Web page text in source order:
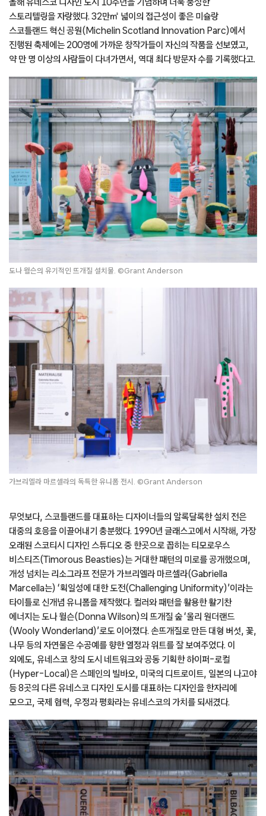
스토리텔링을 자랑했다. 32만㎡ 넓이의 접근성이 좋은 미슐랑
스코틀랜드 혁신 공원(Michelin Scotland Innovation Parc)에서
진행된 축제에는 200명에 가까운 창작가들이 자신의 작품을 선보였고,
약 만 명 이상의 사람들이 다녀가면서, 역대 최다 방문자 수를 기록했다고.
도나 윌슨의 유기적인 뜨개질 설치물. ©Grant Anderson
가브리엘라 마르셀라의 독특한 유니폼 전시. ©Grant Anderson
무엇보다, 스코틀랜드를 대표하는 디자이너들의 알록달록한 설치 전은
대중의 호응을 이끌어내기 충분했다. 1990년 글래스고에서 시작해, 가장
오래된 스코티시 디자인 스튜디오 중 한곳으로 꼽히는 티모로우스
비스티즈(Timorous Beasties)는 거대한 패턴의 미로를 공개했으며,
개성 넘치는 리소그라프 전문가 가브리엘라 마르셀라(Gabriella
Marcella는) ‘획일성에 대한 도전(Challenging Uniformity)’이라는
타이틀로 신개념 유니폼을 제작했다. 컬러와 패턴을 활용한 활기찬
에너지는 도나 윌슨(Donna Wilson)의 뜨개질 숲 ‘울리 원더랜드
(Wooly Wonderland)’로도 이어졌다. 손뜨개질로 만든 대형 버섯, 꽃,
나무 등의 자연물은 수공예를 향한 열정과 위트를 잘 보여주었다. 이
외에도, 유네스코 창의 도시 네트워크와 공동 기획한 하이퍼-로컬
(Hyper-Local)은 스페인의 빌바오, 미국의 디트로이트, 일본의 나고야
등 8곳의 다른 유네스코 디자인 도시를 대표하는 디자인을 한자리에
모으고, 국제 협력, 우정과 평화라는 유네스코의 가치를 되새겼다.